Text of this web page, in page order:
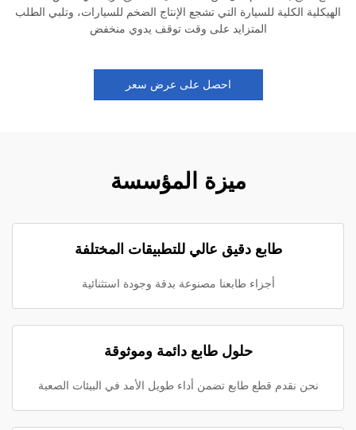
الهيكلية الكلية للسيارة التي تشجع الإنتاج الضخم للسيارات، وتلبي الطلب
المتزايد على وقت توقف يدوي منخفض
احصل على عرض سعر
ميزة المؤسسة
طابع دقيق عالي للتطبيقات المختلفة
أجزاء طابعنا مصنوعة بدقة وجودة استثنائية
حلول طابع دائمة وموثوقة
نحن نقدم قطع طابع تضمن أداء طويل الأمد في البيئات الصعبة